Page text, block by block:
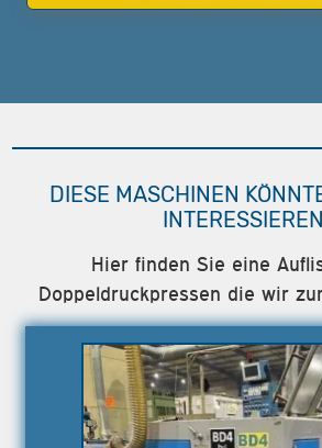
DIESE MASCHINEN
Hier finden Sie eine
Doppeldruckpressen die wir